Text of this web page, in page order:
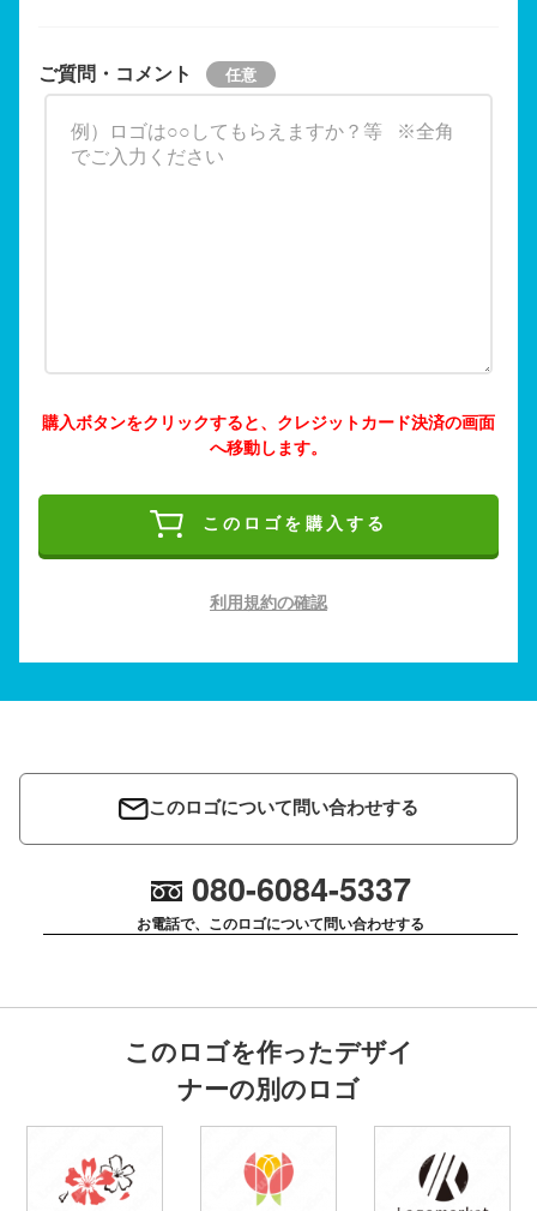
ご質問・コメント
購入ボタンをクリックすると、クレジットカード決済の画面
へ移動します。
このロゴを購入する
利用規約の確認
このロゴについて問い合わせする
080-6084-5337
お電話で、このロゴについて問い合わせする
このロゴを作ったデザイ
ナーの別のロゴ